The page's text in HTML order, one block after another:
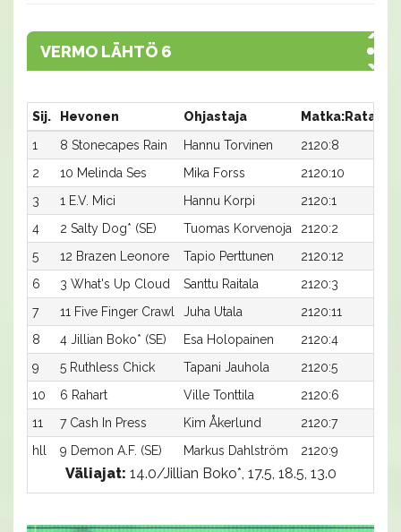
VERMO LÄHTÖ 6
Sij. Hevonen Ohjastaja Matka:Rata
1
8 Stonecapes Rain Hannu Torvinen 2120:8
2
10 Melinda Ses Mika Forss 2120:10
3
1 E.V. Mici Hannu Korpi 2120:1
4
2 Salty Dog* (SE) Tuomas Korvenoja 2120:2
5
12 Brazen Leonore Tapio Perttunen 2120:12
6
3 What's Up Cloud Santtu Raitala 2120:3
7
11 Five Finger Crawl Juha Utala 2120:11
8
4 Jillian Boko* (SE) Esa Holopainen 2120:4
9
5 Ruthless Chick Tapani Jauhola 2120:5
10
6 Rahart Ville Tonttila 2120:6
11
7 Cash In Press Kim Åkerlund 2120:7
hll
9 Demon A.F. (SE) Markus Dahlström 2120:9
Väliajat: 14.0/Jillian Boko*, 17.5, 18.5, 13.0